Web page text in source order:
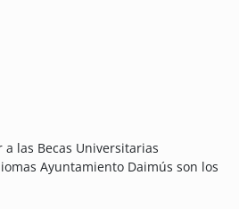
las Becas Universitarias
Ayuntamiento Daimús son los